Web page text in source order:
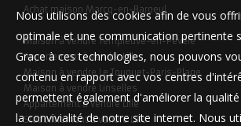
Achat maison Marcq-en-Baroeul
Maison à vendre Templeuve-en-Pévèle
Appartement à vendre Lille
Maison à vendre Le Touquet-Paris-Plage
Maison à vendre Linselles
Appartement à vendre Lille
Stationnement à vendre Lille
Nous utilisons des cookies afin de vous
optimale et une communication pertinente
Grace à ces technologies, nous pouvons
contenu en rapport avec vos centres
permettent également d'améliorer la
la convivialité de notre site internet. Nous